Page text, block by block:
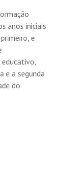
anos iniciais
e
e a segunda
do